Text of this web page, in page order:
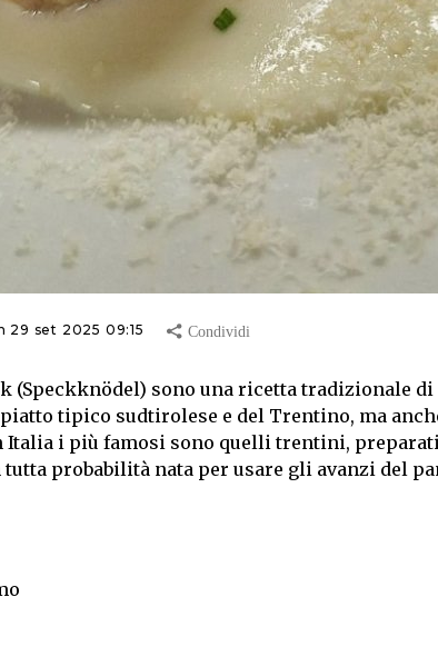
29 set 2025 09:15
(Speckknödel) sono una ricetta tradizionale
tipico sudtirolese e del Trentino, ma
Italia i più famosi sono quelli trentini,
probabilità nata per usare gli avanzi del